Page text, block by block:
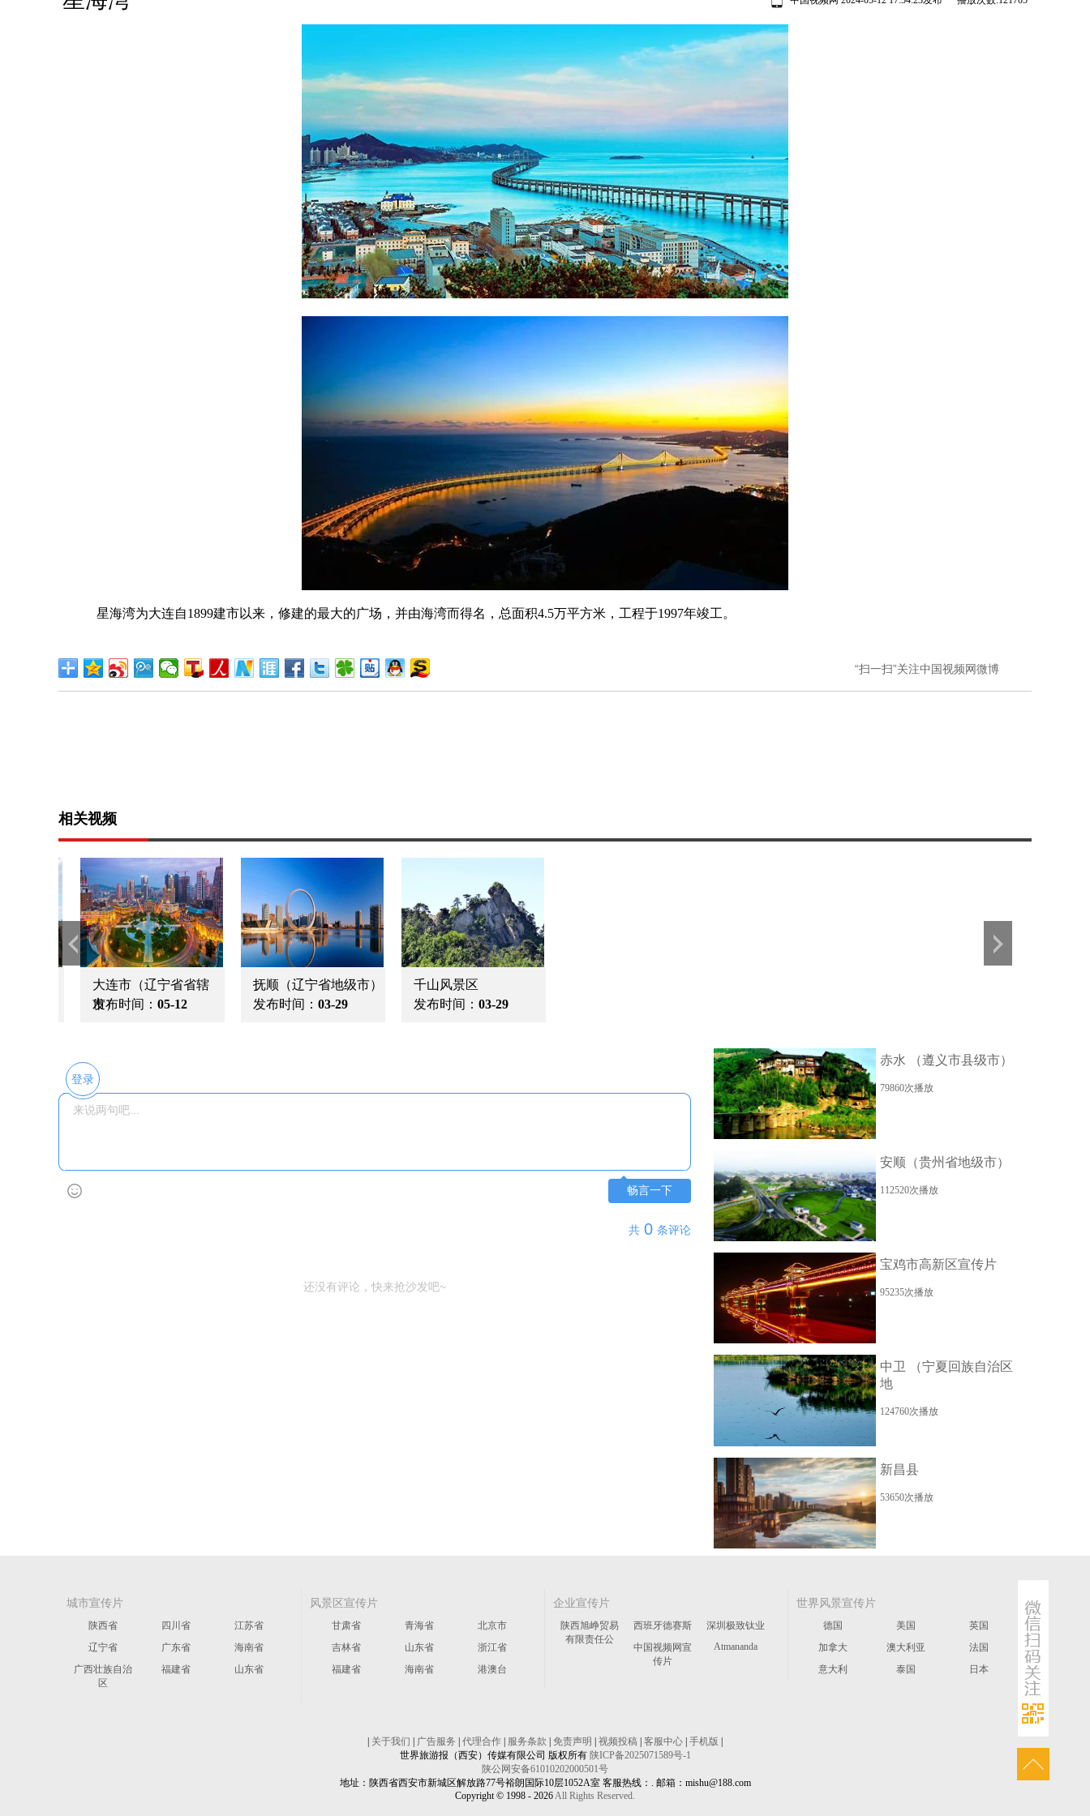
星海湾为大连自1899建市以来，修建的最大的广场，并由海湾而得名，总面积4.5万平方米，工程于1997年竣工。
“扫一扫”关注中国视频网微博
相关视频
星海湾
发布时间：05-12
锦州 （辽宁省地级
市）
发布时间：05-12
本溪 （辽宁省地级
市）
发布时间：05-12
登录
畅言一下
共 0 条评论
还没有评论，快来抢沙发吧~
赤水 （遵义市县级市）
79860次播放
安顺（贵州省地级市）
112520次播放
宝鸡市高新区宣传片
95235次播放
中卫 （宁夏回族自治区
地
124760次播放
新昌县
53650次播放
城市宣传片
陕西省 四川省
江苏省
辽宁省
广东省
海南省
广西壮族自治
区
福建省 山东省
风景区宣传片
甘肃省 青海省
北京市
吉林省
山东省
浙江省
福建省
海南省 港澳台
企业宣传片
陕西旭峥贸易
有限责任公
西班牙德赛斯
深圳极致钛业
中国视频网宣
传片
Atmananda
世界风景宣传片
德国 美国
英国
加拿大
澳大利亚
法国
意大利
泰国 日本
| 关于我们 | 广告服务 | 代理合作 | 服务条款 | 免责声明 | 视频投稿 | 客服中心 | 手机版 |
世界旅游报（西安）传媒有限公司 版权所有 陕ICP备2025071589号-1
陕公网安备61010202000501号
地址：陕西省西安市新城区解放路77号裕朗国际10层1052A室 客服热线：. 邮箱：mishu@188.com
Copyright © 1998 - 2026 All Rights Reserved.